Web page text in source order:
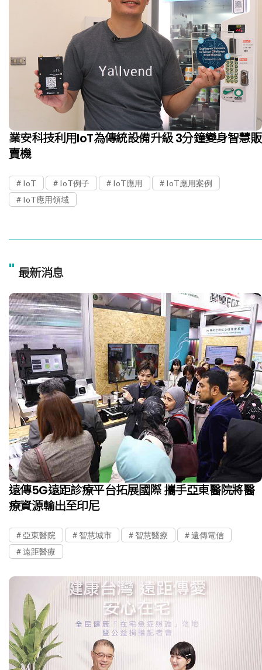
業安科技利用IoT為傳統設備升級 3分鐘變身智慧販
賣機
IoT IoT例子 IoT應用
IoT應用案例
IoT應用領域
" 最新消息
遠傳5G遠距診療平台拓展國際 攜手亞東醫院將醫
療資源輸出至印尼
亞東醫院 智慧城市 智慧醫療
遠傳電信
遠距醫療